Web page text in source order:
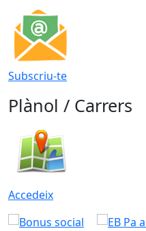
Subscriu-te
Plànol / Carrers
Accedeix